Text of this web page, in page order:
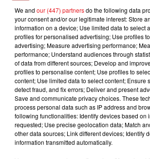
JEREMY FREROT
Frerot
LADY GAGA
Bad Romance
L'HOROSCOPE
We and our (447) partnersdo the following data
your consent and/or our legitimate interest: Store
information on a device; Use limited data to select
profiles for personalised advertising; Use profiles
advertising; Measure advertising performance;
performance; Understand audiences through
of data from different sources; Develop and
profiles to personalise content; Use profiles to
content; Use limited data to select content; Ensure
detect fraud, and fix errors; Deliver and present
Save and communicate privacy choices. These
process personal data such as IP address and
following functionalities: Identify devices based on
requested; Use precise geolocation data; Match
other data sources; Link different devices; Identify
information transmitted automatically.